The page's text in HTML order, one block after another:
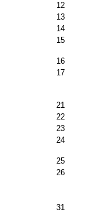
12
13
14
15
16
17
21
22
23
24
25
26
31